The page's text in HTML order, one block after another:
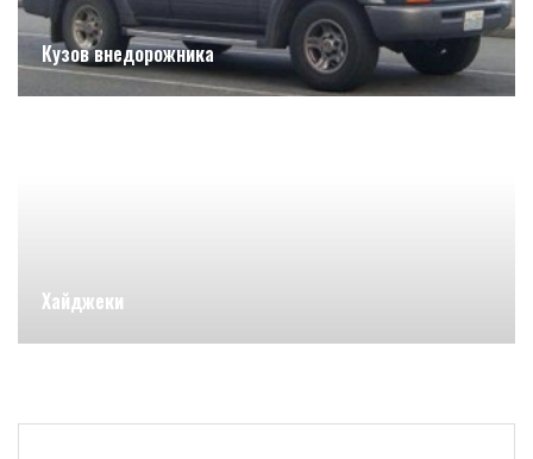
Кузов внедорожника
Хайджеки